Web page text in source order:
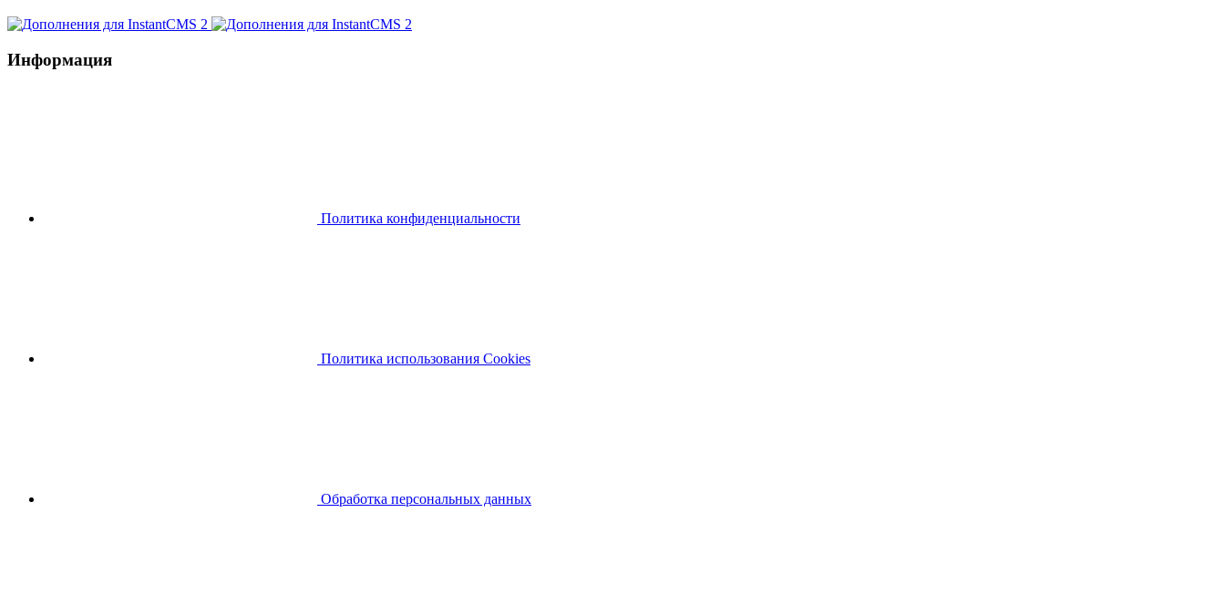
Информация
Политика конфиденциальности
Политика использования Cookies
Обработка персональных данных